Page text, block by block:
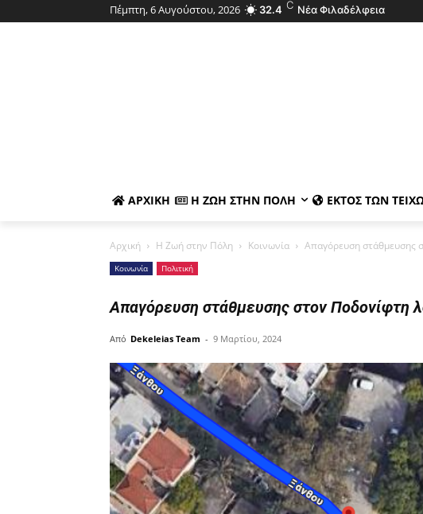
Πέμπτη, 6 Αυγούστου, 2026 32.4 C Νέα Φιλαδέλφεια
ΑΡΧΙΚΉ Η ΖΩΉ ΣΤΗΝ ΠΌΛΗ ΕΚΤΌΣ ΤΩΝ
Αρχική Η Ζωή στην Πόλη Κοινωνία Απαγόρευση στάθμευσης
Κοινωνία Πολιτική
Απαγόρευση στάθμευσης στον Ποδονίφτη
Από Dekeleias Team - 9 Μαρτίου, 2024